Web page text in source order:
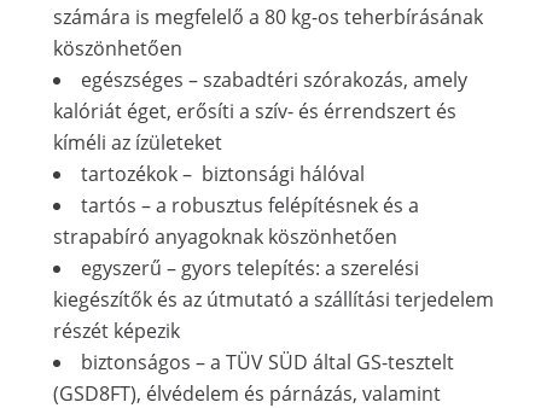
számára is megfelelő a 80 kg-os teherbírásának
köszönhetően
egészséges – szabadtéri szórakozás, amely
kalóriát éget, erősíti a szív- és érrendszert és
kíméli az ízületeket
tartozékok – biztonsági hálóval
tartós – a robusztus felépítésnek és a
strapabíró anyagoknak köszönhetően
egyszerű – gyors telepítés: a szerelési
kiegészítők és az útmutató a szállítási terjedelem
részét képezik
biztonságos – a TÜV SÜD által GS-tesztelt
(GSD8FT), élvédelem és párnázás, valamint